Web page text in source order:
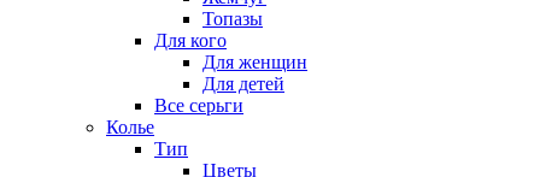
Топазы
Для кого
Для женщин
Для детей
Все серьги
Колье
Тип
Цветы